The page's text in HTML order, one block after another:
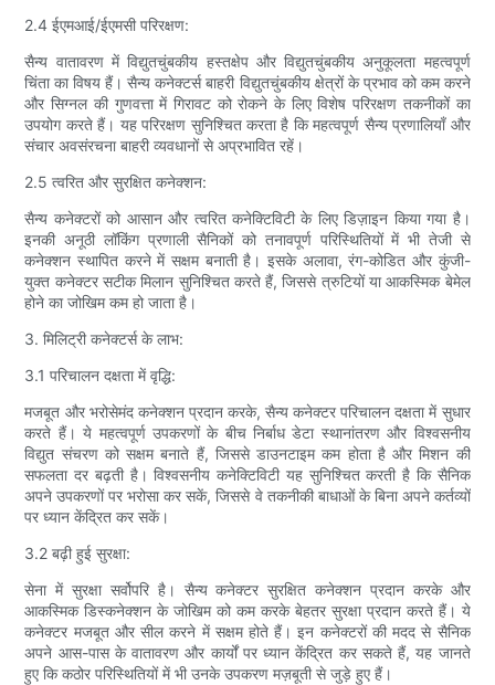
2.4 ईएमआई/ईएमसी परिरक्षण:
सैन्य वातावरण में विद्युतचुंबकीय हस्तक्षेप और विद्युतचुंबकीय अनुकूलता महत्वपूर्ण
चिंता का विषय हैं। सैन्य कनेक्टर्स बाहरी विद्युतचुंबकीय क्षेत्रों के प्रभाव को कम करने
और सिग्नल की गुणवत्ता में गिरावट को रोकने के लिए विशेष परिरक्षण तकनीकों का
उपयोग करते हैं। यह परिरक्षण सुनिश्चित करता है कि महत्वपूर्ण सैन्य प्रणालियाँ और
संचार अवसंरचना बाहरी व्यवधानों से अप्रभावित रहें।
2.5 त्वरित और सुरक्षित कनेक्शन:
सैन्य कनेक्टरों को आसान और त्वरित कनेक्टिविटी के लिए डिज़ाइन किया गया है।
इनकी अनूठी लॉकिंग प्रणाली सैनिकों को तनावपूर्ण परिस्थितियों में भी तेजी से
कनेक्शन स्थापित करने में सक्षम बनाती है। इसके अलावा, रंग-कोडित और कुंजी-
युक्त कनेक्टर सटीक मिलान सुनिश्चित करते हैं, जिससे त्रुटियों या आकस्मिक बेमेल
होने का जोखिम कम हो जाता है।
3. मिलिट्री कनेक्टर्स के लाभ:
3.1 परिचालन दक्षता में वृद्धि:
मजबूत और भरोसेमंद कनेक्शन प्रदान करके, सैन्य कनेक्टर परिचालन दक्षता में सुधार
करते हैं। ये महत्वपूर्ण उपकरणों के बीच निर्बाध डेटा स्थानांतरण और विश्वसनीय
विद्युत संचरण को सक्षम बनाते हैं, जिससे डाउनटाइम कम होता है और मिशन की
सफलता दर बढ़ती है। विश्वसनीय कनेक्टिविटी यह सुनिश्चित करती है कि सैनिक
अपने उपकरणों पर भरोसा कर सकें, जिससे वे तकनीकी बाधाओं के बिना अपने कर्तव्यों
पर ध्यान केंद्रित कर सकें।
3.2 बढ़ी हुई सुरक्षा:
सेना में सुरक्षा सर्वोपरि है। सैन्य कनेक्टर सुरक्षित कनेक्शन प्रदान करके और
आकस्मिक डिस्कनेक्शन के जोखिम को कम करके बेहतर सुरक्षा प्रदान करते हैं। ये
कनेक्टर मजबूत और सील करने में सक्षम होते हैं। इन कनेक्टरों की मदद से सैनिक
अपने आस-पास के वातावरण और कार्यों पर ध्यान केंद्रित कर सकते हैं, यह जानते
हुए कि कठोर परिस्थितियों में भी उनके उपकरण मज़बूती से जुड़े हुए हैं।